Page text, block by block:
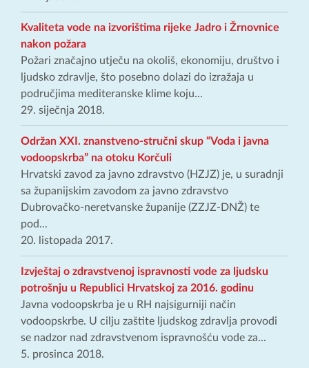
Kvaliteta vode na izvorištima rijeke Jadro i Žrnovnice
nakon požara
Požari značajno utječu na okoliš, ekonomiju, društvo i
ljudsko zdravlje, što posebno dolazi do izražaja u
područjima mediteranske klime koju...
29. siječnja 2018.
Održan XXI. znanstveno-stručni skup “Voda i javna
vodoopskrba” na otoku Korčuli
Hrvatski zavod za javno zdravstvo (HZJZ) je, u suradnji
sa županijskim zavodom za javno zdravstvo
Dubrovačko-neretvanske županije (ZZJZ-DNŽ) te
pod...
20. listopada 2017.
Izvještaj o zdravstvenoj ispravnosti vode za ljudsku
potrošnju u Republici Hrvatskoj za 2016. godinu
Javna vodoopskrba je u RH najsigurniji način
vodoopskrbe. U cilju zaštite ljudskog zdravlja provodi
se nadzor nad zdravstvenom ispravnošću vode za...
5. prosinca 2018.